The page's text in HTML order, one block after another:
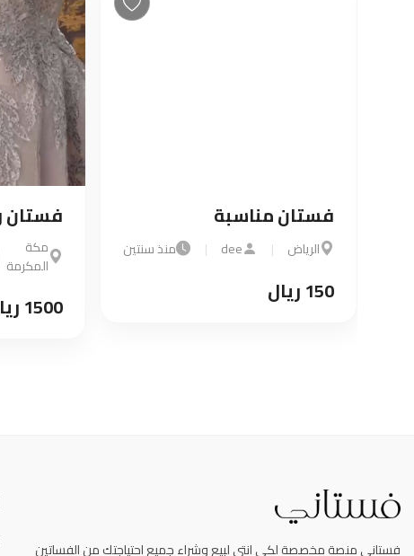
فستان مناسبة
الرياض dee
| منذ سنتين منذ سنتين
فستاني منصة مخصصة لكي انتي لبيع وشراء جميع احتياجتك من الفساتين